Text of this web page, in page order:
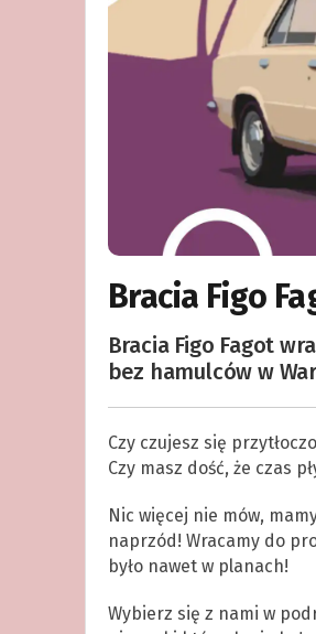
Bracia Figo
Bracia Figo Fagot
bez hamulców w
Czy czujesz się
Czy masz dość, że czas
Nic więcej nie mów,
naprzód! Wracamy do
było nawet w planach!
Wybierz się z nami w